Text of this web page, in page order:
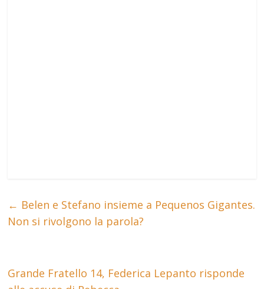
← Belen e Stefano insieme a Pequenos Gigantes.
Non si rivolgono la parola?
Grande Fratello 14, Federica Lepanto risponde